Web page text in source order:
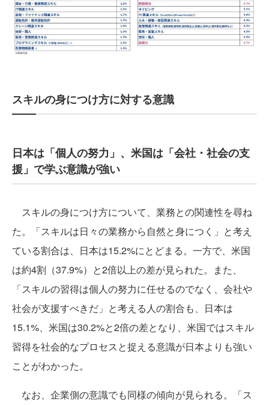
スキルの身につけ方に対する意識
日本は「個人の努力」、米国は「会社・社会の支
援」で学ぶ意識が強い
スキルの身につけ方について、業務との関連性を尋ね
た。「スキルは日々の業務から自然と身につく」と考え
ている割合は、日本は15.2%にとどまる。一方で、米国
は約4割（37.9%）と2倍以上の差が見られた。また、
「スキルの習得は個人の努力に任せるのでなく、会社や
社会が支援すべきだ」と考える人の割合も、日本は
15.1%、米国は30.2%と2倍の差となり、米国ではスキル
習得を社会的なプロセスと捉える意識が日本よりも強い
ことがわかった。
なお、企業側の意識でも同様の傾向が見られる。「ス